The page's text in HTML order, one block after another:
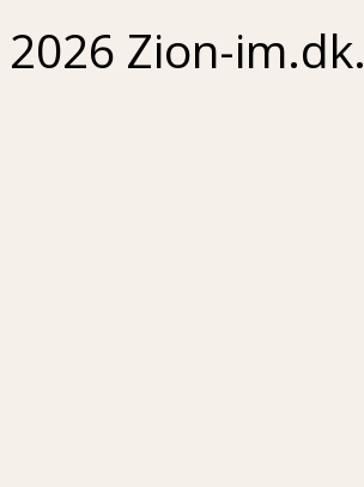
2026 Zion-im.dk.